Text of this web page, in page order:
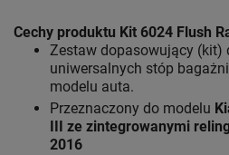
Cechy produktu Kit 6024 Flush
Zestaw dopasowujący (kit)
uniwersalnych stóp
modelu auta.
Przeznaczony do modelu
III ze zintegrowanymi
2016